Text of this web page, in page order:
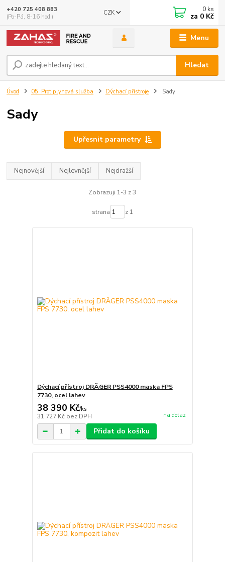
Menu
CZK
Hledat
+420 725 408 883
(Po-Pá, 8-16 hod.)
0 ks
za 0 Kč
Úvod 05. Protiplynová služba Dýchací přístroje Sady
Sady
Upřesnit parametry
Nejnovější Nejlevnější Nejdražší
Zobrazuji 1-3 z 3
strana z 1
Dýchací přístroj DRÄGER PSS4000 maska FPS
7730, ocel lahev
38 390 Kč/ks
31 727 Kč bez DPH na dotaz
Přidat do košíku